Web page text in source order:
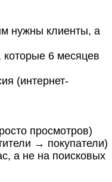
нужны клиенты, а
которые 6 месяцев
(интернет-
просмотров)
→ покупатели)
а не на поисковых